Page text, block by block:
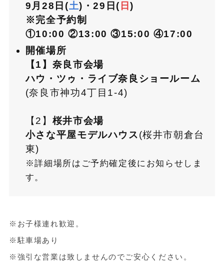
9月28日(土)・29日( 日)
※完全予約制
①10:00 ②13:00 ③15:00 ④17:00
開催場所
【1】奈良市会場
ハウ・ツゥ・ライブ奈良ショールーム
(奈良市神功4丁目1-4)
【2】 桜井市会場
小さな平屋モデルハウス(桜井市朝倉台
東)
※詳細場所はご予約確定後にお知らせしま
す。
※お子様連れ歓迎。
※駐車場あり
※強引な営業は致しませんのでご安心ください。